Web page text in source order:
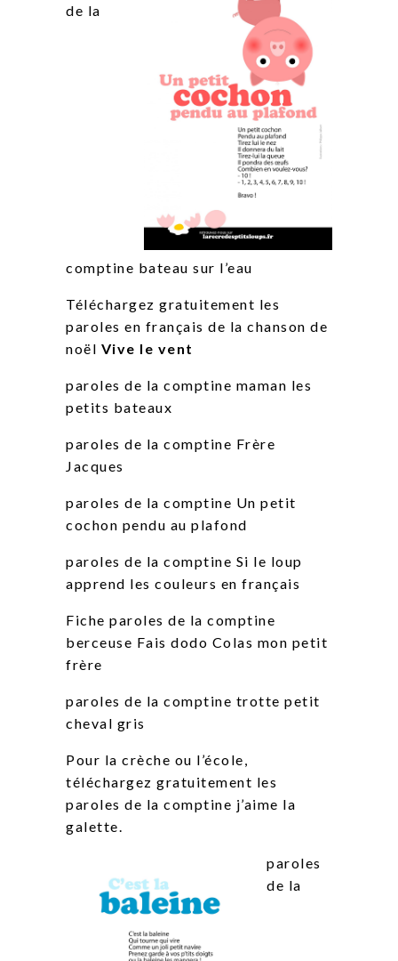
de la
comptine bateau sur l’eau
Téléchargez gratuitement les
paroles en français de la chanson de
noël Vive le vent
paroles de la comptine maman les
petits bateaux
paroles de la comptine Frère
Jacques
paroles de la comptine Un petit
cochon pendu au plafond
paroles de la comptine Si le loup
apprend les couleurs en français
Fiche paroles de la comptine
berceuse Fais dodo Colas mon petit
frère
paroles de la comptine trotte petit
cheval gris
Pour la crèche ou l’école,
téléchargez gratuitement les
paroles de la comptine j’aime la
galette.
paroles
de la